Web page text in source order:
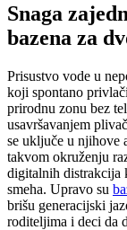
Snaga
bazena za
Prisustvo vode u
koji spontano
prirodnu zonu bez
usavršavanjem
se uključe u njihove
takvom okruženju
digitalnih distrakcija
smeha. Upravo su
brišu generacijski
roditeljima i deci da